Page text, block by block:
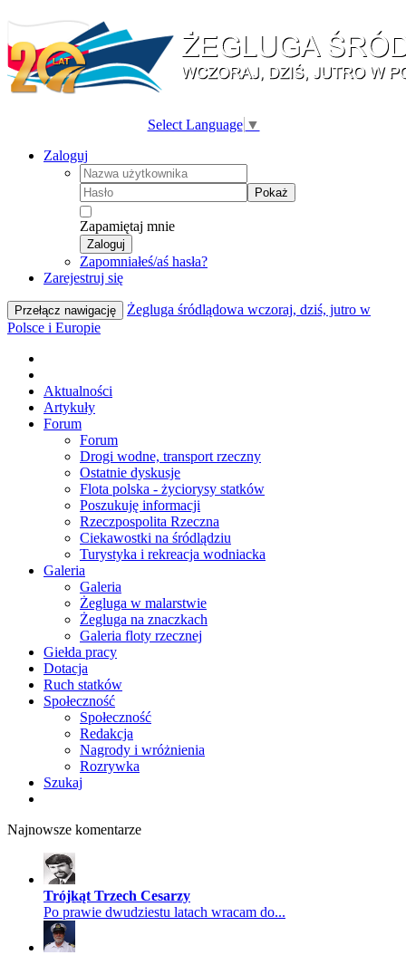
Select Language ▼
Zaloguj
Pokaż
Zapamiętaj mnie
Zaloguj
Zapomniałeś/aś hasła?
Zarejestruj się
Przełącz nawigację
Żegluga śródlądowa wczoraj, dziś, jutro w
Polsce i Europie
Aktualności
Artykuły
Forum
Forum
Drogi wodne, transport rzeczny
Ostatnie dyskusje
Flota polska - życiorysy statków
Poszukuję informacji
Rzeczpospolita Rzeczna
Ciekawostki na śródlądziu
Turystyka i rekreacja wodniacka
Galeria
Galeria
Żegluga w malarstwie
Żegluga na znaczkach
Galeria floty rzecznej
Giełda pracy
Dotacja
Ruch statków
Społeczność
Społeczność
Redakcja
Nagrody i wróżnienia
Rozrywka
Szukaj
Najnowsze komentarze
Trójkąt Trzech Cesarzy
Po prawie dwudziestu latach wracam do...